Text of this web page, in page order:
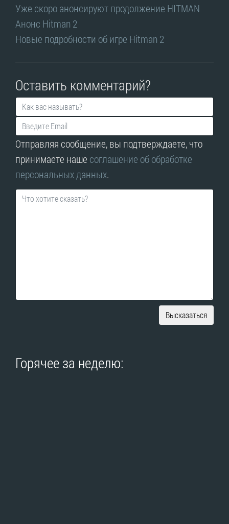
Уже скоро анонсируют продолжение HITMAN
Анонс Hitman 2
Новые подробности об игре Hitman 2
Оставить комментарий?
Отправляя сообщение, вы подтверждаете, что
принимаете наше соглашение об обработке
персональных данных.
Высказаться
Горячее за неделю: